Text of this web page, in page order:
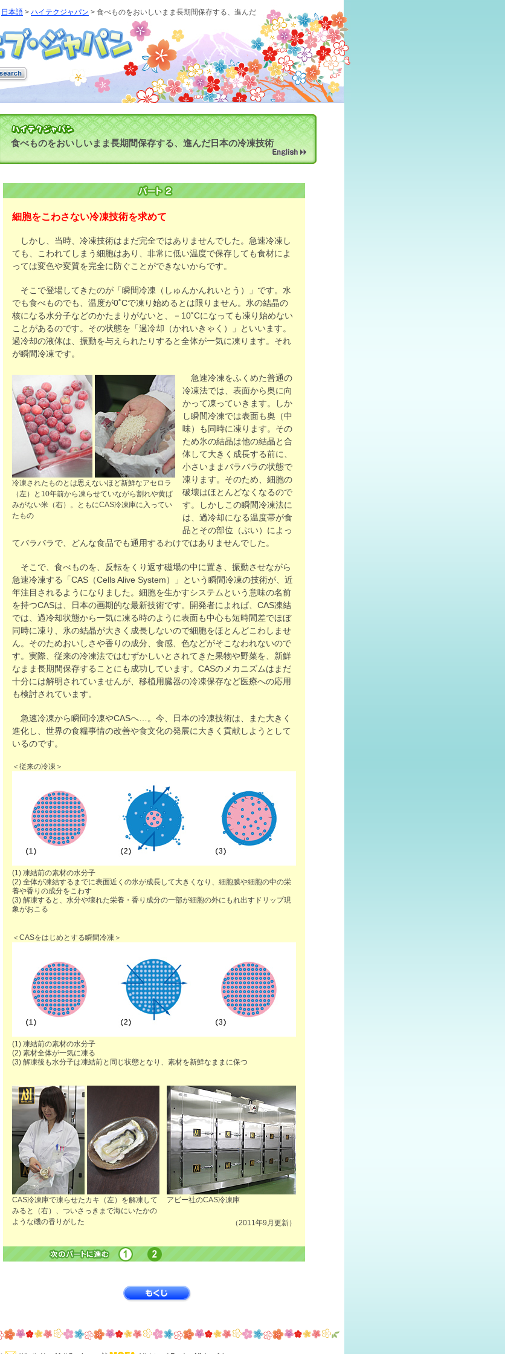
日本語 > ハイテクジャパン > 食べものをおいしいまま長期間保存する、進んだ
食べものをおいしいまま長期間保存する、進んだ日本の冷凍技術
細胞をこわさない冷凍技術を求めて
しかし、当時、冷凍技術はまだ完全ではありませんでした。急速冷凍し
ても、こわれてしまう細胞はあり、非常に低い温度で保存しても食材によ
っては変色や変質を完全に防ぐことができないからです。
そこで登場してきたのが「瞬間冷凍（しゅんかんれいとう）」です。水
でも食べものでも、温度が0˚Cで凍り始めるとは限りません。氷の結晶の
核になる水分子などのかたまりがないと、－10˚Cになっても凍り始めない
ことがあるのです。その状態を「過冷却（かれいきゃく）」といいます。
過冷却の液体は、振動を与えられたりすると全体が一気に凍ります。それ
が瞬間冷凍です。
冷凍されたものとは思えないほど新鮮なアセロラ
（左）と10年前から凍らせていながら割れや黄ば
みがない米（右）。ともにCAS冷凍庫に入ってい
たもの
急速冷凍をふくめた普通の
冷凍法では、表面から奥に向
かって凍っていきます。しか
し瞬間冷凍では表面も奥（中
味）も同時に凍ります。その
ため氷の結晶は他の結晶と合
体して大きく成長する前に、
小さいままバラバラの状態で
凍ります。そのため、細胞の
破壊はほとんどなくなるので
す。しかしこの瞬間冷凍法に
は、過冷却になる温度帯が食
品とその部位（ぶい）によっ
てバラバラで、どんな食品でも通用するわけではありませんでした。
そこで、食べものを、反転をくり返す磁場の中に置き、振動させながら
急速冷凍する「CAS（Cells Alive System）」という瞬間冷凍の技術が、近
年注目されるようになりました。細胞を生かすシステムという意味の名前
を持つCASは、日本の画期的な最新技術です。開発者によれば、CAS凍結
では、過冷却状態から一気に凍る時のように表面も中心も短時間差でほぼ
同時に凍り、氷の結晶が大きく成長しないので細胞をほとんどこわしませ
ん。そのためおいしさや香りの成分、食感、色などがそこなわれないので
す。実際、従来の冷凍法ではむずかしいとされてきた果物や野菜を、新鮮
なまま長期間保存することにも成功しています。CASのメカニズムはまだ
十分には解明されていませんが、移植用臓器の冷凍保存など医療への応用
も検討されています。
急速冷凍から瞬間冷凍やCASへ…。今、日本の冷凍技術は、また大きく
進化し、世界の食糧事情の改善や食文化の発展に大きく貢献しようとして
いるのです。
＜従来の冷凍＞
(1) 凍結前の素材の水分子
(2) 全体が凍結するまでに表面近くの氷が成長して大きくなり、細胞膜や細胞の中の栄
養や香りの成分をこわす
(3) 解凍すると、水分や壊れた栄養・香り成分の一部が細胞の外にもれ出すドリップ現
象がおこる
＜CASをはじめとする瞬間冷凍＞
(1) 凍結前の素材の水分子
(2) 素材全体が一気に凍る
(3) 解凍後も水分子は凍結前と同じ状態となり、素材を新鮮なままに保つ
CAS冷凍庫で凍らせたカキ（左）を解凍して
みると（右）、ついさっきまで海にいたかの
ような磯の香りがした
アビー社のCAS冷凍庫
（2011年9月更新）